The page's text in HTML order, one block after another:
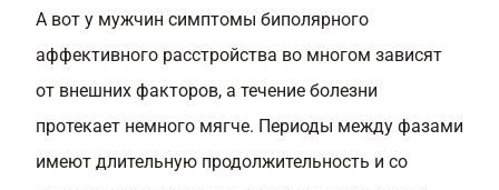
А вот у мужчин симптомы биполярного
аффективного расстройства во многом зависят
от внешних факторов, а течение болезни
протекает немного мягче. Периоды между фазами
имеют длительную продолжительность и со